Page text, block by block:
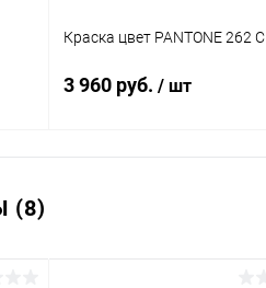
Краска цвет PANTONE 262 C
3 960 руб. / шт
(8)